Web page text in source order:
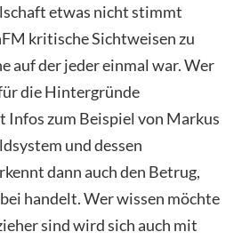
etwas nicht stimmt
kritische Sichtweisen zu
auf der jeder einmal war. Wer
die Hintergründe
Infos zum Beispiel von Markus
und dessen
dann auch den Betrug,
handelt. Wer wissen möchte
sind wird sich auch mit